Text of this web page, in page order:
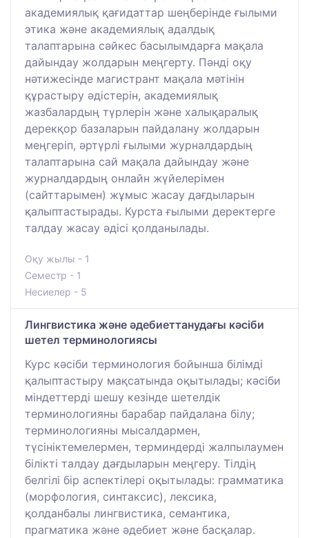
академиялық қағидаттар шеңберінде ғылыми
этика және академиялық адалдық
талаптарына сәйкес басылымдарға мақала
дайындау жолдарын меңгерту. Пәнді оқу
нәтижесінде магистрант мақала мәтінін
құрастыру әдістерін, академиялық
жазбалардың түрлерін және халықаралық
дерекқор базаларын пайдалану жолдарын
меңгеріп, әртүрлі ғылыми журналдардың
талаптарына сай мақала дайындау және
журналдардың онлайн жүйелерімен
(сайттарымен) жұмыс жасау дағдыларын
қалыптастырады. Курста ғылыми деректерге
талдау жасау әдісі қолданылады.
Оқу жылы - 1
Семестр - 1
Несиелер - 5
Лингвистика және әдебиеттанудағы кәсіби
шетел терминологиясы
Курс кәсіби терминология бойынша білімді
қалыптастыру мақсатында оқытылады; кәсіби
міндеттерді шешу кезінде шетелдік
терминологияны барабар пайдалана білу;
терминологияны мысалдармен,
түсініктемелермен, терминдерді жалпылаумен
білікті талдау дағдыларын меңгеру. Тілдің
белгілі бір аспектілері оқытылады: грамматика
(морфология, синтаксис), лексика,
қолданбалы лингвистика, семантика,
прагматика және әдебиет және басқалар.